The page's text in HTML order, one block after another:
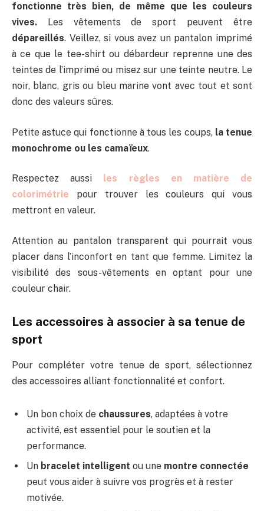
fonctionne très bien, de même que les couleurs
vives. Les vêtements de sport peuvent être
dépareillés. Veillez, si vous avez un pantalon imprimé
à ce que le tee-shirt ou débardeur reprenne une des
teintes de l’imprimé ou misez sur une teinte neutre. Le
noir, blanc, gris ou bleu marine vont avec tout et sont
donc des valeurs sûres.
Petite astuce qui fonctionne à tous les coups, la tenue
monochrome ou les camaïeux.
Respectez aussi les règles en matière de
colorimétrie
pour trouver les couleurs qui vous
mettront en valeur.
Attention au pantalon transparent qui pourrait vous
placer dans l’inconfort en tant que femme. Limitez la
visibilité des sous-vêtements en optant pour une
couleur chair.
Les accessoires à associer à sa tenue de
sport
Pour compléter votre tenue de sport, sélectionnez
des accessoires alliant fonctionnalité et confort.
Un bon choix de chaussures, adaptées à votre
activité, est essentiel pour le soutien et la
performance.
Un bracelet intelligent ou une montre connectée
peut vous aider à suivre vos progrès et à rester
motivée.